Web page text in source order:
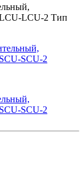
LCU-2 Тип
SCU-2